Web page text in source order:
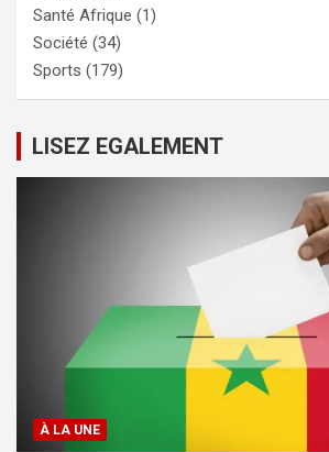
Santé Afrique (1)
Société (34)
Sports (179)
LISEZ EGALEMENT
À LA UNE